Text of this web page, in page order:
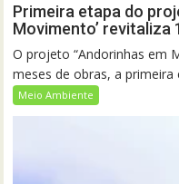
Primeira etapa do
Movimento’ revitaliza
O projeto “Andorinhas em
meses de obras, a
Meio Ambiente